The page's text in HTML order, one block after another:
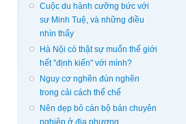
Cuộc du hành cưỡng bức với
sư Minh Tuệ, và những điều
nhìn thấy
Hà Nội có thật sự muốn thế giới
hết "định kiến" với mình?
Nguy cơ nghẽn đùn nghẽn
trong cải cách thể chế
Nên dẹp bỏ cán bộ bán chuyên
nghiệp ở địa phương